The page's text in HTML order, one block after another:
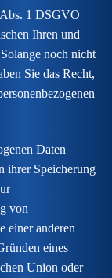
1 DSGVO
Ihren und
noch nicht
Sie das Recht,
Daten
ihrer Speicherung
von
einer anderen
eines
Union oder